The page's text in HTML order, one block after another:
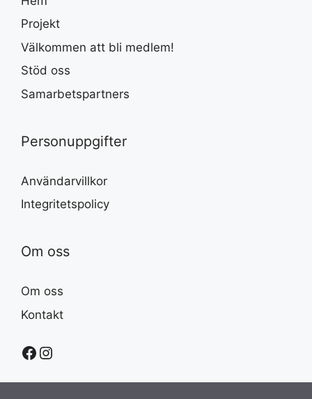
Projekt
Välkommen att bli medlem!
Stöd oss
Samarbetspartners
Personuppgifter
Användarvillkor
Integritetspolicy
Om oss
Om oss
Kontakt
Facebook
Instagram